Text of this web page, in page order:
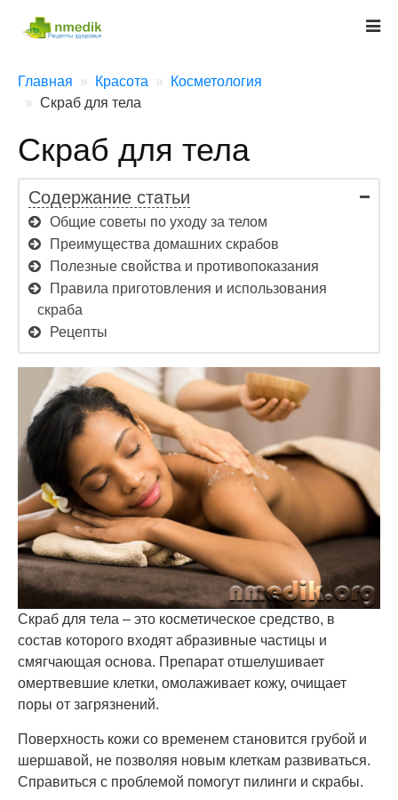
Главная Красота
Косметология
Скраб для тела
Скраб для тела
Содержание статьи
Общие советы по уходу за телом
Преимущества домашних скрабов
Полезные свойства и противопоказания
Правила приготовления и использования
скраба
Рецепты
Скраб для тела – это косметическое средство, в
состав которого входят абразивные частицы и
смягчающая основа. Препарат отшелушивает
омертвевшие клетки, омолаживает кожу, очищает
поры от загрязнений.
Поверхность кожи со временем становится грубой и
шершавой, не позволяя новым клеткам развиваться.
Справиться с проблемой помогут пилинги и скрабы.